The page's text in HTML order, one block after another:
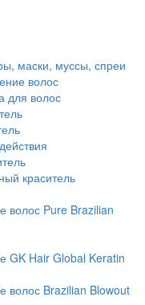
маски, муссы, спреи
волос
для волос
краситель
волос Pure Brazilian
GK Hair Global Keratin
волос Brazilian Blowout